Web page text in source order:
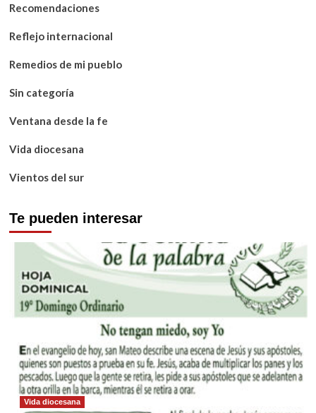
Recomendaciones
Reflejo internacional
Remedios de mi pueblo
Sin categoría
Ventana desde la fe
Vida diocesana
Vientos del sur
Te pueden interesar
Vida diocesana